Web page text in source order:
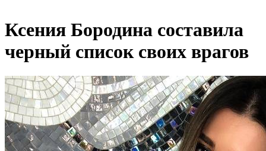
Ксения Бородина составила
черный список своих врагов